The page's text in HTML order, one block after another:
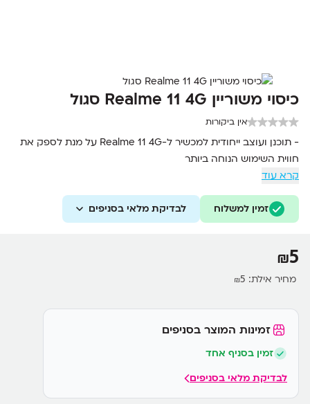
כיסוי משוריין Realme 11 4G סגול
אין ביקורות
- תוכנן ועוצב ייחודית למכשיר ל-Realme 11 4G על מנת לספק את
חווית השימוש הנוחה ביותר
- מספק התאמה והגנה אולטימטיבית מפני שריטות ופגיעות מבלי
לפגוע בעיצוב
- ציפוי למניעת החלקה מן היד
- מתאים בצורה מושלמת לכיס
קרא עוד
זמין למשלוח לבדיקת מלאי בסניפים
₪5
מחיר אילת: ₪5
זמינות המוצר בסניפים
זמין בסניף אחד
לבדיקת מלאי בסניפים